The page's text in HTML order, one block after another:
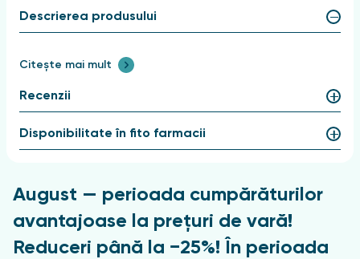
Descrierea produsului
Citește mai mult
Recenzii
Disponibilitate în fito farmacii
August — perioada cumpărăturilor
avantajoase la prețuri de vară!
Reduceri până la −25%! În perioada